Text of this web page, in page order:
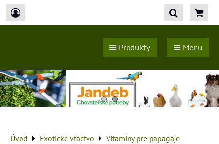
Produkty Menu
Úvod Exotické vtáctvo
Vitamíny pre papagáje